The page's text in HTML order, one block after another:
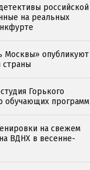
российской
на реальных
Москвы» опубликуют
страны
Горького
обучающих программ
на свежем
ВДНХ в весенне-